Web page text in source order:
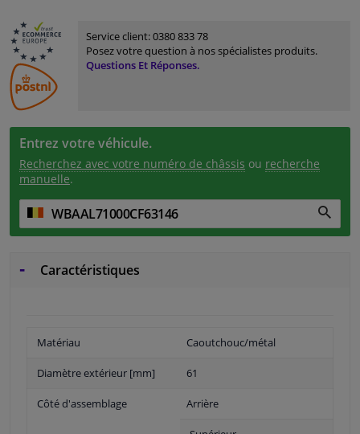
Service client:0380 833 78
Posez votre question à nos spécialistes produits.
Questions Et Réponses.
Entrez votre véhicule.
Recherchez avec votre numéro de châssis ou recherche
manuelle.
Caractéristiques
Matériau Caoutchouc/métal
Diamètre extérieur [mm] 61
Côté d'assemblage Arrière